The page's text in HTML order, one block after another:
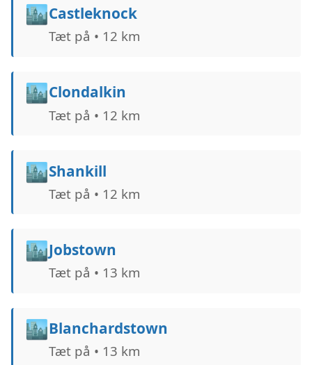
🏙️Castleknock
Tæt på • 12 km
🏙️Clondalkin
Tæt på • 12 km
🏙️Shankill
Tæt på • 12 km
🏙️Jobstown
Tæt på • 13 km
🏙️Blanchardstown
Tæt på • 13 km